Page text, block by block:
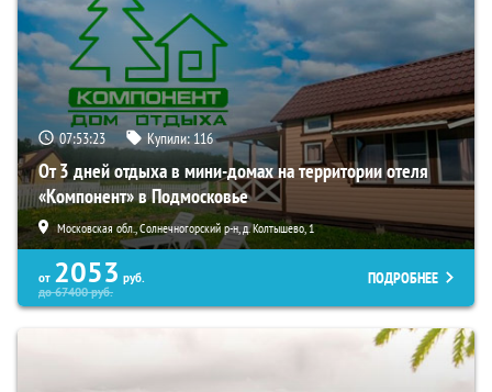
07:53:21 Купили: 116
От 3 дней отдыха в мини-домах на территории отеля
«Компонент» в Подмосковье
Московская обл., Солнечногорский р-н, д. Колтышево, 1
от 2053 руб.
до67400руб.
ПОДРОБНЕЕ